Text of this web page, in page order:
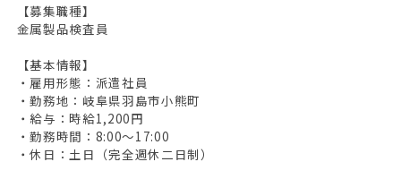
【募集職種】
金属製品検査員
【基本情報】
・雇用形態：派遣社員
・勤務地：岐阜県羽島市小熊町
・給与：時給1,200円
・勤務時間：8:00～17:00
・休日：土日（完全週休二日制）